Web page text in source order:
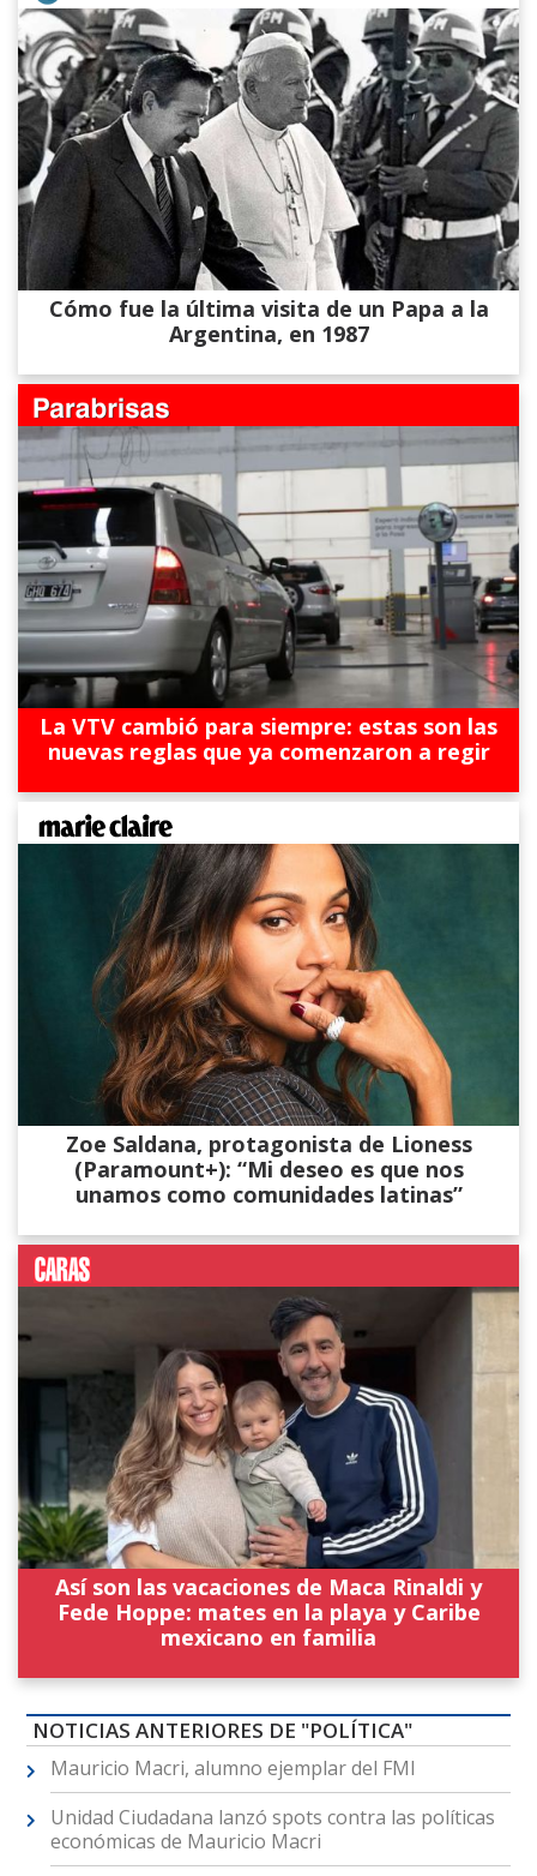
Cómo fue la última visita de un Papa a la
Argentina, en 1987
La VTV cambió para siempre: estas son las
nuevas reglas que ya comenzaron a regir
Zoe Saldana, protagonista de Lioness
(Paramount+): “Mi deseo es que nos
unamos como comunidades latinas”
Así son las vacaciones de Maca Rinaldi y
Fede Hoppe: mates en la playa y Caribe
mexicano en familia
NOTICIAS ANTERIORES DE "POLÍTICA"
Mauricio Macri, alumno ejemplar del FMI
Unidad Ciudadana lanzó spots contra las políticas
económicas de Mauricio Macri